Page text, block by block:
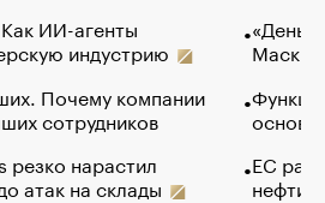
ИИ-агенты
индустрию
Почему компании
сотрудников
резко нарастил
атак на склады
Маск в
основ
ЕС
нефти